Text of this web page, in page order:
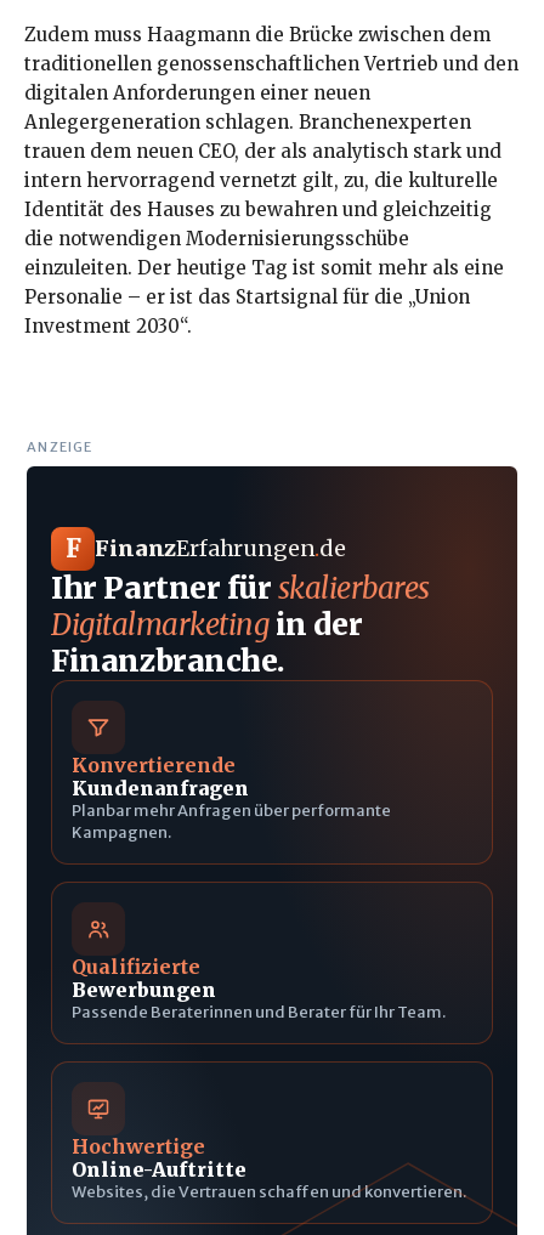
Zudem muss Haagmann die Brücke zwischen dem
traditionellen genossenschaftlichen Vertrieb und den
digitalen Anforderungen einer neuen
Anlegergeneration schlagen. Branchenexperten
trauen dem neuen CEO, der als analytisch stark und
intern hervorragend vernetzt gilt, zu, die kulturelle
Identität des Hauses zu bewahren und gleichzeitig
die notwendigen Modernisierungsschübe
einzuleiten. Der heutige Tag ist somit mehr als eine
Personalie – er ist das Startsignal für die „Union
Investment 2030“.
ANZEIGE
F FinanzErfahrungen.de
Ihr Partner fürskalierbares
Digitalmarketingin der
Finanzbranche.
Konvertierende
Kundenanfragen
Planbar mehr Anfragen über performante
Kampagnen.
Qualifizierte
Bewerbungen
Passende Beraterinnen und Berater für Ihr Team.
Hochwertige
Online-Auftritte
Websites, die Vertrauen schaffen und konvertieren.